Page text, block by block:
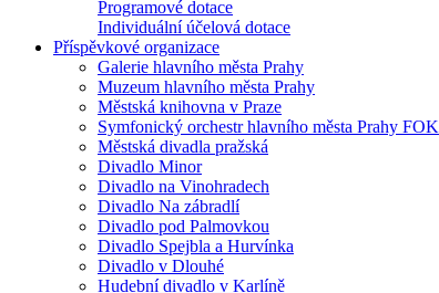
Programové dotace
Individuální účelová dotace
Příspěvkové organizace
Galerie hlavního města Prahy
Muzeum hlavního města Prahy
Městská knihovna v Praze
Symfonický orchestr hlavního města Prahy FOK
Městská divadla pražská
Divadlo Minor
Divadlo na Vinohradech
Divadlo Na zábradlí
Divadlo pod Palmovkou
Divadlo Spejbla a Hurvínka
Divadlo v Dlouhé
Hudební divadlo v Karlíně